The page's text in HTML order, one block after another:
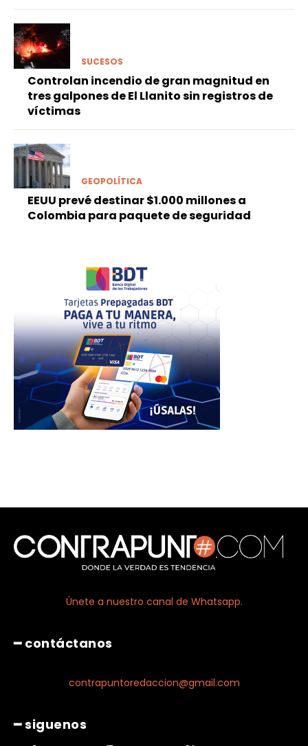
SUCESOS
Controlan incendio de gran magnitud en
tres galpones de El Llanito sin registros de
víctimas
GEOPOLÍTICA
EEUU prevé destinar $1.000 millones a
Colombia para paquete de seguridad
Únete a nuestro canal de Whatsapp.
━ contáctanos
contrapuntoredaccion@gmail.com
━ siguenos